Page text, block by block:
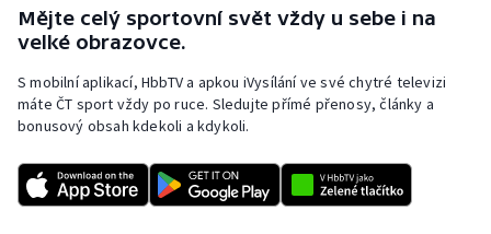
Plážový volejbal
Ragby
Rychlobruslení
Rychlostní kanoistika
Mějte celý sportovní svět vždy u sebe i na
velké obrazovce.
S mobilní aplikací, HbbTV a apkou iVysílání ve své chytré televizi
máte ČT sport vždy po ruce. Sledujte přímé přenosy, články a
bonusový obsah kdekoli a kdykoli.